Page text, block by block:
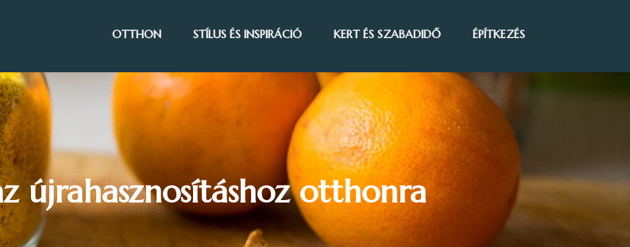
OTTHON STÍLUS ÉS INSPIRÁCIÓ KERT ÉS SZABADIDŐ ÉPÍTKEZÉS
újrahasznosításhoz otthonra